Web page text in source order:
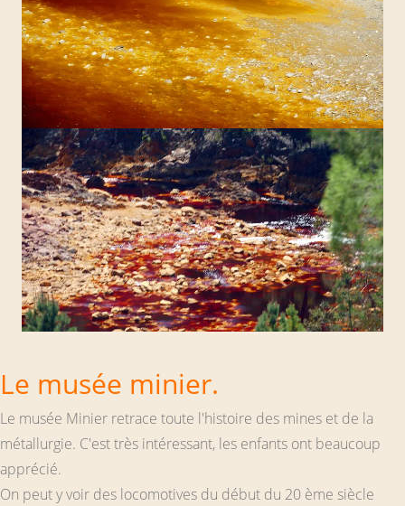
Le musée minier.
Le musée Minier retrace toute l'histoire des mines et de la
métallurgie. C'est très intéressant, les enfants ont beaucoup
apprécié.
On peut y voir des locomotives du début du 20 ème siècle